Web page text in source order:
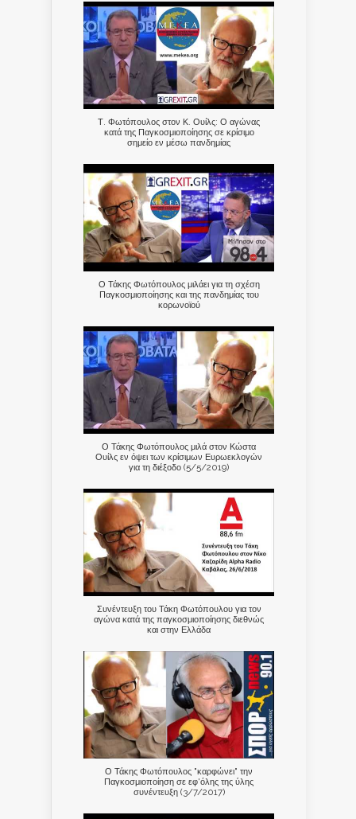
Τ. Φωτόπουλος στον Κ. Ουίλς: Ο αγώνας
κατά της Παγκοσμιοποίησης σε κρίσιμο
σημείο εν μέσω πανδημίας
Ο Τάκης Φωτόπουλος μιλάει για τη σχέση
Παγκοσμιοποίησης και της πανδημίας του
κορωνοϊού
Ο Τάκης Φωτόπουλος μιλά στον Κώστα
Ουίλς εν όψει των κρίσιμων Ευρωεκλογών
για τη διέξοδο (5/5/2019)
Συνέντευξη του Τάκη Φωτόπουλου για τον
αγώνα κατά της παγκοσμιοποίησης διεθνώς
και στην Ελλάδα
Ο Τάκης Φωτόπουλος "καρφώνει" την
Παγκοσμιοποίηση σε εφ'όλης της ύλης
συνέντευξη (3/7/2017)